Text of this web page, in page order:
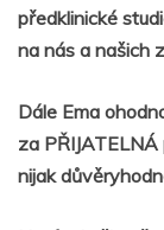
předklinické
na nás a našich
Dále Ema
za
nijak